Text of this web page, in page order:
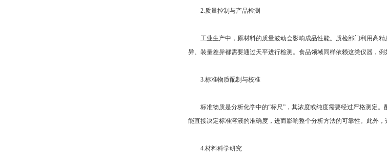
2.质量控制与产品检测
工业生产中，原材料的质量波动会影响成品性能。质检部门利用高精
异、装量差异都需要通过天平进行检测。食品领域同样依赖这类仪器，
3.标准物质配制与校准
标准物质是分析化学中的“标尺”，其浓度或纯度需要经过严格测定。
能直接决定标准溶液的准确度，进而影响整个分析方法的可靠性。此外
4.材料科学研究